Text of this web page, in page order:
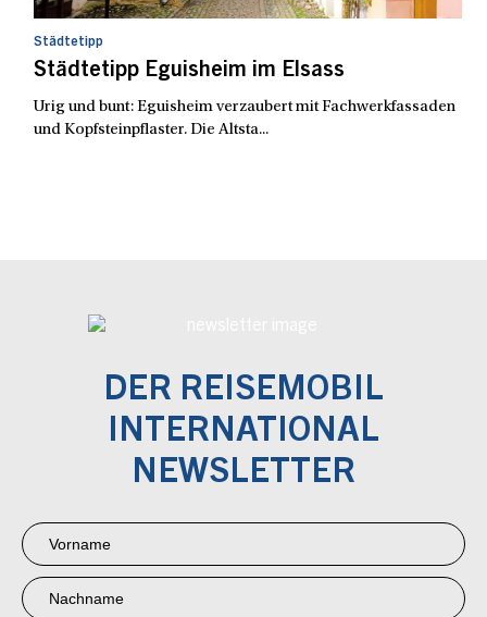
Städtetipp
Städtetipp Eguisheim im Elsass
Urig und bunt: Eguisheim verzaubert mit Fachwerkfassaden
und Kopfsteinpflaster. Die Altsta...
DER REISEMOBIL
INTERNATIONAL
NEWSLETTER
Newsletter
Anmeldung
RMI